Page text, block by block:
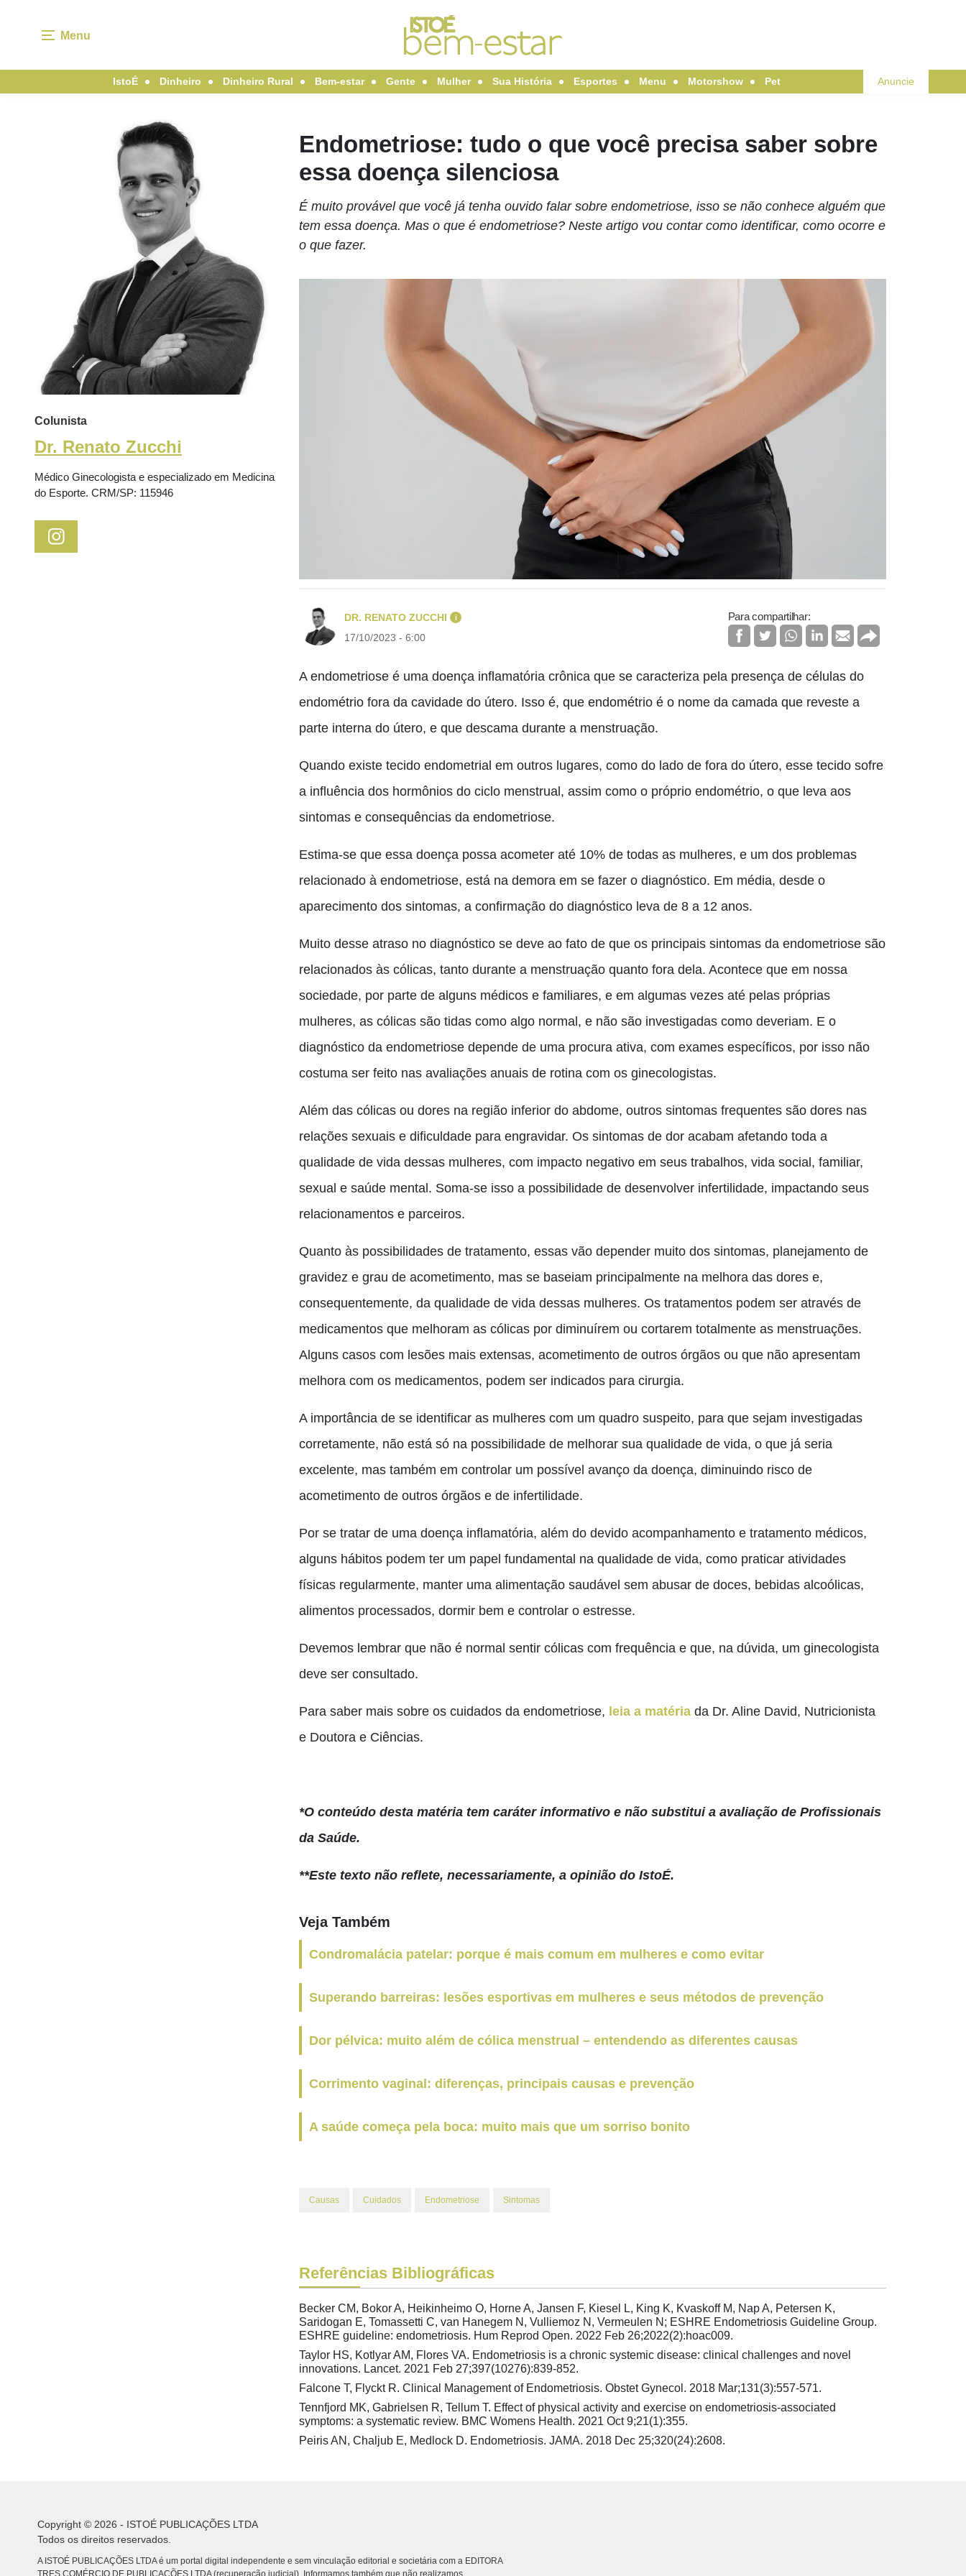
Menu
IstoÉ Dinheiro Dinheiro Rural Bem-estar Gente Mulher Sua História Esportes Menu Motorshow Pet Anuncie
Colunista
Dr. Renato Zucchi
Médico Ginecologista e especializado em Medicina
do Esporte. CRM/SP: 115946
Endometriose: tudo o que você precisa saber sobre
essa doença silenciosa
É muito provável que você já tenha ouvido falar sobre endometriose, isso se não conhece alguém que
tem essa doença. Mas o que é endometriose? Neste artigo vou contar como identificar, como ocorre e
o que fazer.
DR. RENATO ZUCCHI i
17/10/2023 - 6:00
Para compartilhar:
A endometriose é uma doença inflamatória crônica que se caracteriza pela presença de células do
endométrio fora da cavidade do útero. Isso é, que endométrio é o nome da camada que reveste a
parte interna do útero, e que descama durante a menstruação.
Quando existe tecido endometrial em outros lugares, como do lado de fora do útero, esse tecido sofre
a influência dos hormônios do ciclo menstrual, assim como o próprio endométrio, o que leva aos
sintomas e consequências da endometriose.
Estima-se que essa doença possa acometer até 10% de todas as mulheres, e um dos problemas
relacionado à endometriose, está na demora em se fazer o diagnóstico. Em média, desde o
aparecimento dos sintomas, a confirmação do diagnóstico leva de 8 a 12 anos.
Muito desse atraso no diagnóstico se deve ao fato de que os principais sintomas da endometriose são
relacionados às cólicas, tanto durante a menstruação quanto fora dela. Acontece que em nossa
sociedade, por parte de alguns médicos e familiares, e em algumas vezes até pelas próprias
mulheres, as cólicas são tidas como algo normal, e não são investigadas como deveriam. E o
diagnóstico da endometriose depende de uma procura ativa, com exames específicos, por isso não
costuma ser feito nas avaliações anuais de rotina com os ginecologistas.
Além das cólicas ou dores na região inferior do abdome, outros sintomas frequentes são dores nas
relações sexuais e dificuldade para engravidar. Os sintomas de dor acabam afetando toda a
qualidade de vida dessas mulheres, com impacto negativo em seus trabalhos, vida social, familiar,
sexual e saúde mental. Soma-se isso a possibilidade de desenvolver infertilidade, impactando seus
relacionamentos e parceiros.
Quanto às possibilidades de tratamento, essas vão depender muito dos sintomas, planejamento de
gravidez e grau de acometimento, mas se baseiam principalmente na melhora das dores e,
consequentemente, da qualidade de vida dessas mulheres. Os tratamentos podem ser através de
medicamentos que melhoram as cólicas por diminuírem ou cortarem totalmente as menstruações.
Alguns casos com lesões mais extensas, acometimento de outros órgãos ou que não apresentam
melhora com os medicamentos, podem ser indicados para cirurgia.
A importância de se identificar as mulheres com um quadro suspeito, para que sejam investigadas
corretamente, não está só na possibilidade de melhorar sua qualidade de vida, o que já seria
excelente, mas também em controlar um possível avanço da doença, diminuindo risco de
acometimento de outros órgãos e de infertilidade.
Por se tratar de uma doença inflamatória, além do devido acompanhamento e tratamento médicos,
alguns hábitos podem ter um papel fundamental na qualidade de vida, como praticar atividades
físicas regularmente, manter uma alimentação saudável sem abusar de doces, bebidas alcoólicas,
alimentos processados, dormir bem e controlar o estresse.
Devemos lembrar que não é normal sentir cólicas com frequência e que, na dúvida, um ginecologista
deve ser consultado.
Para saber mais sobre os cuidados da endometriose, leia a matéria da Dr. Aline David, Nutricionista
e Doutora e Ciências.
*O conteúdo desta matéria tem caráter informativo e não substitui a avaliação de Profissionais
da Saúde.
**Este texto não reflete, necessariamente, a opinião do IstoÉ.
Veja Também
Condromalácia patelar: porque é mais comum em mulheres e como evitar
Superando barreiras: lesões esportivas em mulheres e seus métodos de prevenção
Dor pélvica: muito além de cólica menstrual – entendendo as diferentes causas
Corrimento vaginal: diferenças, principais causas e prevenção
A saúde começa pela boca: muito mais que um sorriso bonito
Causas Cuidados Endometriose Sintomas
Referências Bibliográficas
Becker CM, Bokor A, Heikinheimo O, Horne A, Jansen F, Kiesel L, King K, Kvaskoff M, Nap A, Petersen K,
Saridogan E, Tomassetti C, van Hanegem N, Vulliemoz N, Vermeulen N; ESHRE Endometriosis Guideline Group.
ESHRE guideline: endometriosis. Hum Reprod Open. 2022 Feb 26;2022(2):hoac009.
Taylor HS, Kotlyar AM, Flores VA. Endometriosis is a chronic systemic disease: clinical challenges and novel
innovations. Lancet. 2021 Feb 27;397(10276):839-852.
Falcone T, Flyckt R. Clinical Management of Endometriosis. Obstet Gynecol. 2018 Mar;131(3):557-571.
Tennfjord MK, Gabrielsen R, Tellum T. Effect of physical activity and exercise on endometriosis-associated
symptoms: a systematic review. BMC Womens Health. 2021 Oct 9;21(1):355.
Peiris AN, Chaljub E, Medlock D. Endometriosis. JAMA. 2018 Dec 25;320(24):2608.
Copyright © 2026 - ISTOÉ PUBLICAÇÕES LTDA
Todos os direitos reservados.
A ISTOÉ PUBLICAÇÕES LTDA é um portal digital independente e sem vinculação editorial e societária com a EDITORA
TRES COMÉRCIO DE PUBLICACÕES LTDA (recuperação judicial). Informamos também que não realizamos